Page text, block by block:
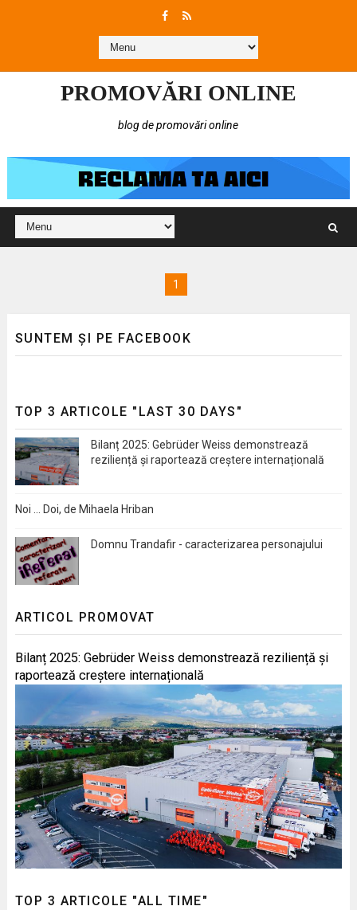
PROMOVĂRI ONLINE
blog de promovări online
1
SUNTEM ȘI PE FACEBOOK
TOP 3 ARTICOLE "LAST 30 DAYS"
Bilanț 2025: Gebrüder Weiss demonstrează
reziliență și raportează creștere internațională
Noi … Doi, de Mihaela Hriban
Domnu Trandafir - caracterizarea personajului
ARTICOL PROMOVAT
Bilanț 2025: Gebrüder Weiss demonstrează reziliență și
raportează creștere internațională
TOP 3 ARTICOLE "ALL TIME"